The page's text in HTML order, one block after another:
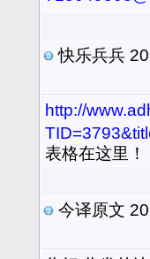
快乐兵兵
http://
表格在这里！
今译原文